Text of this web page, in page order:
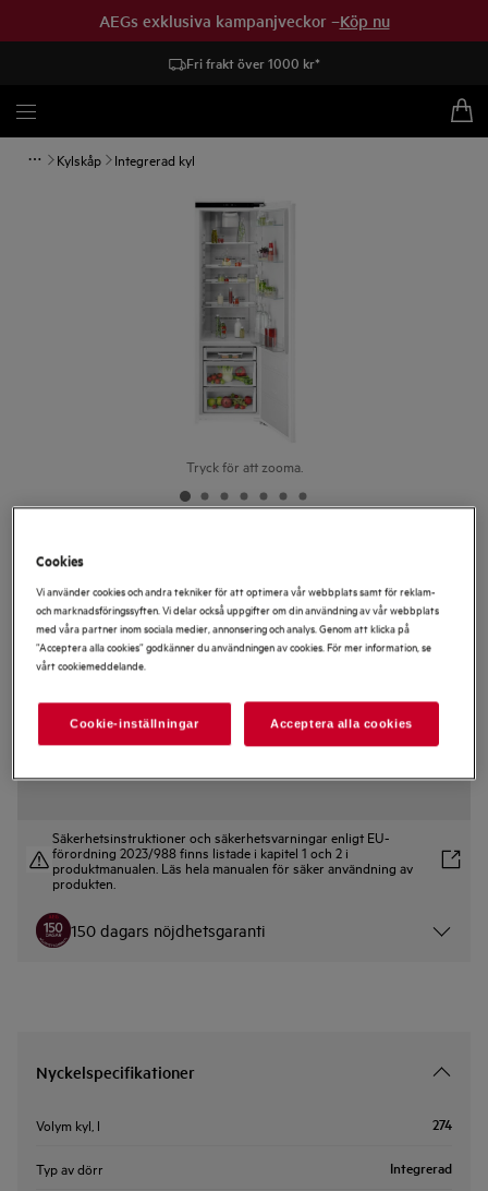
AEGs exklusiva kampanjveckor –Köp nu
Fri frakt över 1000 kr*
Kylskåp Integrerad kyl
Tryck för att zooma.
NSK9Z181EC
9000 Kylskåp Multiflow cooling
3.5 (2)
Säkerhetsinstruktioner och säkerhetsvarningar enligt EU-
förordning 2023/988 finns listade i kapitel 1 och 2 i
produktmanualen. Läs hela manualen för säker användning av
produkten.
150 dagars nöjdhetsgaranti
Nyckelspecifikationer
Volym kyl, l 274
Typ av dörr Integrerad
Cookies
Vi använder cookies och andra tekniker för att optimera vår webbplats samt för reklam-
och marknadsföringssyften. Vi delar också uppgifter om din användning av vår webbplats
med våra partner inom sociala medier, annonsering och analys. Genom att klicka på
”Acceptera alla cookies” godkänner du användningen av cookies. För mer information, se
vårt cookiemeddelande.
Cookie-inställningar Acceptera alla cookies